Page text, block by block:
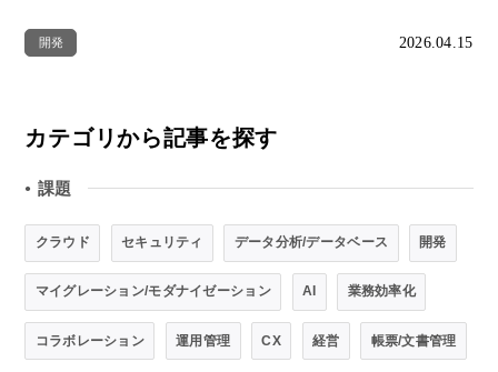
開発 2026.04.15
カテゴリから記事を探す
● 課題
クラウド セキュリティ データ分析/データベース 開発
マイグレーション/モダナイゼーション AI 業務効率化
コラボレーション 運用管理 CX 経営 帳票/文書管理